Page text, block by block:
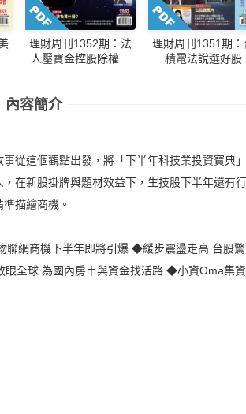
理財周刊1352期：法
人壓寶金控股除權息
理財周刊1351期：
積電法說選好股
內容簡介
從這個觀點出發，將「下半年科技業投資寶典
在新股掛牌與題材效益下，生技股下半年還有
描繪商機。
網商機下半年即將引爆 ◆緩步震盪走高 台股
全球 為國內房市與資金找活路 ◆小資Oma集